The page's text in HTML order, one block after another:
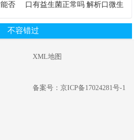
否
口有益生菌正常吗 解析口微生
不容错过
XML地图
备案号：京ICP备17024281号-1